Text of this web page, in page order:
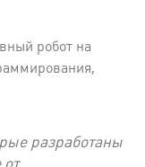
робот на
разработаны